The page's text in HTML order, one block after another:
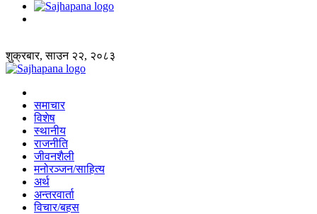
शुक्रबार, साउन २२, २०८३
समाचार
विशेष
स्थानीय
राजनीति
जीवनशैली
मनोरञ्जन/साहित्य
अर्थ
अन्तरवार्ता
विचार/बहस